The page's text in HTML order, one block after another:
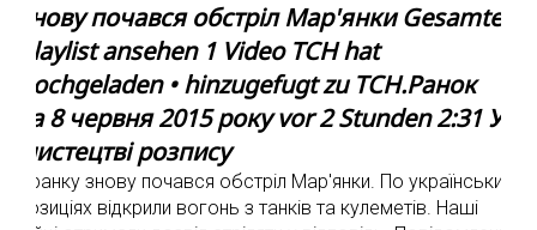
знову почався обстріл Мар'янки Gesamte
Playlist ansehen 1 Video ТСН hat
hochgeladen • hinzugefugt zu ТСН.Ранок
за 8 червня 2015 року vor 2 Stunden 2:31 У
мистецтві розпису
Зранку знову почався обстріл Мар'янки. По українських
позиціях відкрили вогонь з танків та кулеметів. Наші